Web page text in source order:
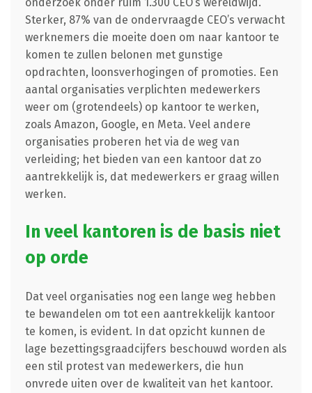
Sterker, 87% van de ondervraagde CEO’s verwacht
werknemers die moeite doen om naar kantoor te
komen te zullen belonen met gunstige
opdrachten, loonsverhogingen of promoties. Een
aantal organisaties verplichten medewerkers
weer om (grotendeels) op kantoor te werken,
zoals Amazon, Google, en Meta. Veel andere
organisaties proberen het via de weg van
verleiding; het bieden van een kantoor dat zo
aantrekkelijk is, dat medewerkers er graag willen
werken.
In veel kantoren is de basis niet
op orde
Dat veel organisaties nog een lange weg hebben
te bewandelen om tot een aantrekkelijk kantoor
te komen, is evident. In dat opzicht kunnen de
lage bezettingsgraadcijfers beschouwd worden als
een stil protest van medewerkers, die hun
onvrede uiten over de kwaliteit van het kantoor.